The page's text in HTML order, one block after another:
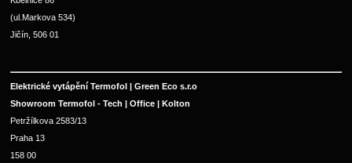
(ul.Markova 534)
Jičín, 506 01
Elektrické vytápění Termofol | Green Eco s.r.o
Showroom Termofol - Tech | Office | Kolton
Petržílkova 2583/13
Praha 13
158 00